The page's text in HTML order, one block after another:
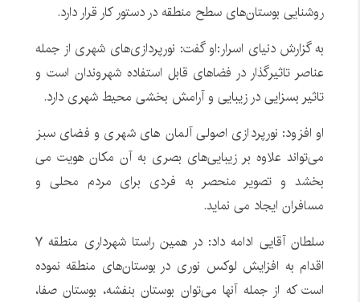
روشنایی بوستان‌های سطح منطقه در دستور کار قرار دارد.
به گزارش دنیای اسرار:او گفت: نورپردازی‌های شهری از جمله
عناصر تاثیرگذار در فضاهای قابل استفاده شهروندان است و
تاثیر بسزایی در زیبایی و آرامش بخشی محیط شهری دارد.
او افزود: نورپردازی اصولی آلمان های شهری و فضای سبز
می‌تواند علاوه بر زیبایی‌های بصری به آن مکان هویت می
بخشد و تصویر منحصر به فردی برای مردم محلی و
مسافران ایجاد می نماید.
سلطان آقایی ادامه داد: در همین راستا شهرداری منطقه ۷
اقدام به افزایش لوکس نوری در بوستان‌های منطقه نموده
است که از جمله آنها می‌توان بوستان بنفشه، بوستان صفا،